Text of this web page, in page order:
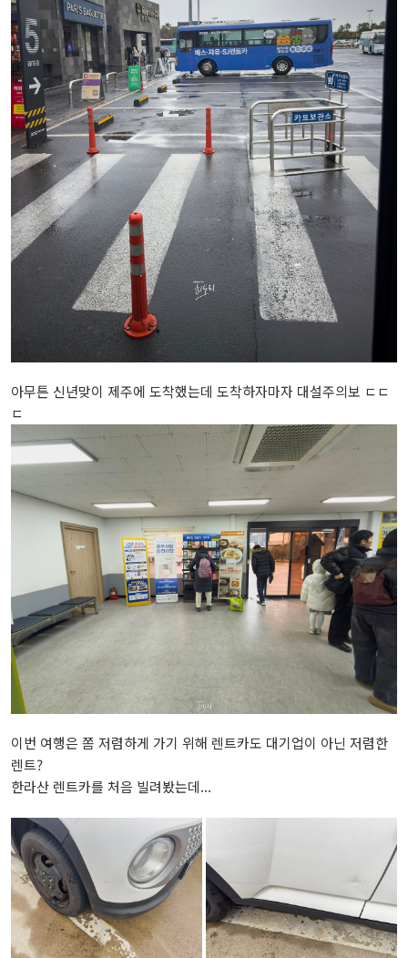
아무튼 신년맞이 제주에 도착했는데 도착하자마자 대설주의보 ㄷㄷ
ㄷ
이번 여행은 쫌 저렴하게 가기 위해 렌트카도 대기업이 아닌 저렴한
렌트?
한라산 렌트카를 처음 빌려봤는데...